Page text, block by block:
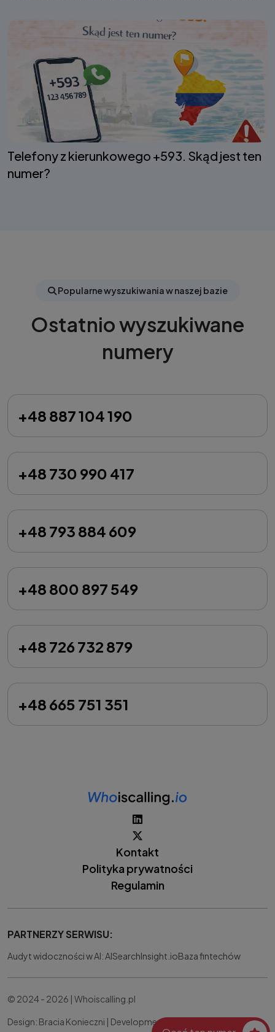
Telefony z kierunkowego +593. Skąd jest ten
numer?
Popularne wyszukiwania w naszej bazie
Ostatnio wyszukiwane
numery
+48 887 104 190
+48 730 990 417
+48 793 884 609
+48 800 897 549
+48 726 732 879
+48 665 751 351
Kontakt
Polityka prywatności
Regulamin
PARTNERZY SERWISU:
Audyt widoczności w AI: AISearchInsight.ioBaza fintechów
© 2024 - 2026 | Whoiscalling.pl
Design: Bracia Konieczni | Development: